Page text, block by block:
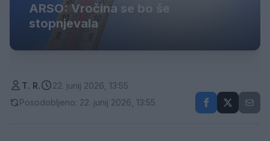
ARSO: Vročina se bo še
stopnjevala
T. R.
22. junij 2026, 13:55
Posodobljeno: 22. junij 2026, 13:55